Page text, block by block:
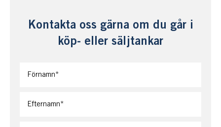
Kontakta oss gärna om du går i
köp- eller säljtankar